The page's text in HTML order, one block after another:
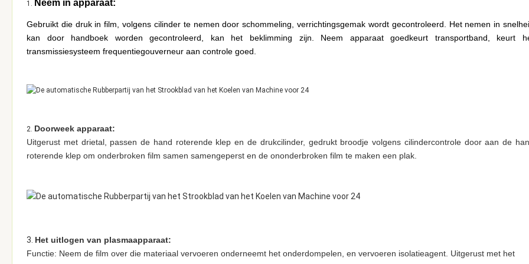
1. Neem in apparaat:
Gebruikt die druk in film, volgens cilinder te nemen door schommeling, verrichtingsgemak wordt gecontroleerd. Het nemen in
kan door handboek worden gecontroleerd, kan het beklimming zijn. Neem apparaat goedkeurt transportband, keurt
transmissiesysteem frequentiegouverneur aan controle goed.
2. Doorweek apparaat:
Uitgerust met drietal, passen de hand roterende klep en de drukcilinder, gedrukt broodje volgens cilindercontrole door aan de
roterende klep om onderbroken film samen samengeperst en de ononderbroken film te maken een plak.
3. Het uitlogen van plasmaapparaat:
Functie: Neem de film over die materiaal vervoeren onderneemt het onderdompelen, en vervoeren isolatieagent. Uitgerust met het